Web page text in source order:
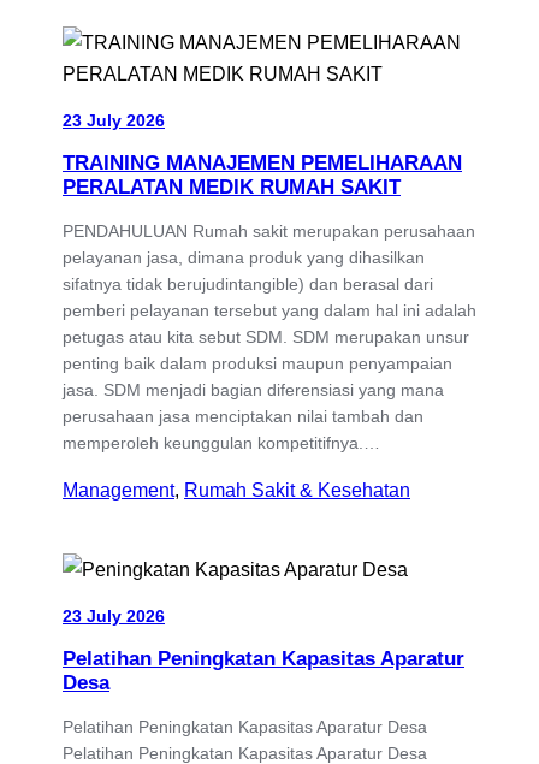
23 July 2026
TRAINING MANAJEMEN PEMELIHARAAN
PERALATAN MEDIK RUMAH SAKIT
PENDAHULUAN Rumah sakit merupakan perusahaan
pelayanan jasa, dimana produk yang dihasilkan
sifatnya tidak berujudintangible) dan berasal dari
pemberi pelayanan tersebut yang dalam hal ini adalah
petugas atau kita sebut SDM. SDM merupakan unsur
penting baik dalam produksi maupun penyampaian
jasa. SDM menjadi bagian diferensiasi yang mana
perusahaan jasa menciptakan nilai tambah dan
memperoleh keunggulan kompetitifnya.…
Management, Rumah Sakit & Kesehatan
23 July 2026
Pelatihan Peningkatan Kapasitas Aparatur
Desa
Pelatihan Peningkatan Kapasitas Aparatur Desa
Pelatihan Peningkatan Kapasitas Aparatur Desa